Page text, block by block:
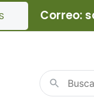
Correo: